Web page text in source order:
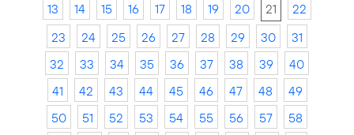
13
14 15 16 17 18 19 20 21
22
23
24 25 26 27 28 29 30
31
32
33 34 35 36 37 38 39
40
41
42 43 44 45 46 47 48
49
50
51 52 53 54 55 56 57
58